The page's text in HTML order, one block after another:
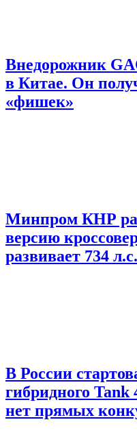
Внедорожник
в Китае. Он
«фишек»
Минпром КНР
версию
развивает 734 л.с.
В России
гибридного Tank
нет прямых